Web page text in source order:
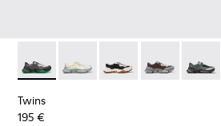
pour homme.
005
- K100956-004- K100956-002
Twins - K101068-016 - Baskets
Twins - K101068-015
Twins - K101068-011
Twins -
Twins
195 €